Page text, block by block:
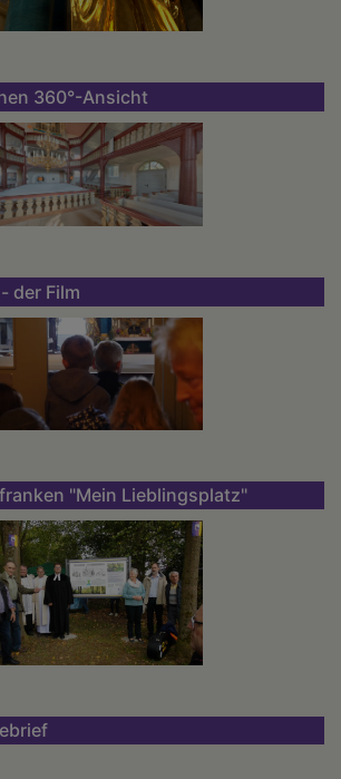
360°-Ansicht
der Film
"Mein Lieblingsplatz"